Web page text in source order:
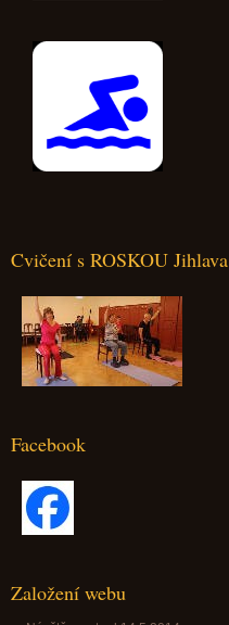
Cvičení s ROSKOU Jihlava
Facebook
Založení webu